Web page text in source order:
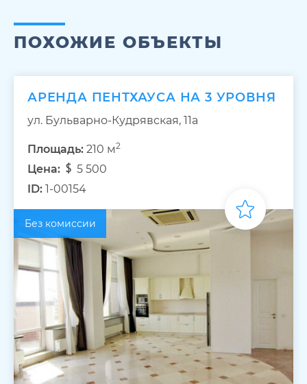
ПОХОЖИЕ ОБЪЕКТЫ
АРЕНДА ПЕНТХАУСА НА 3 УРОВНЯ
ул. Бульварно-Кудрявская, 11а
Площадь: 210 м2
Цена:
5 500
ID: 1-00154
Без комиссии